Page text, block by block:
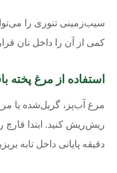
سیب‌زمینی تنوری را
کمی از آن را داخل نان
استفاده از مرغ پخته
مرغ آب‌پز، گریل‌شده یا
ریش‌ریش کنید. ابتدا قارچ
دقیقه پایانی داخل تابه